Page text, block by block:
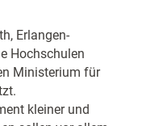
Erlangen-
Hochschulen
Ministerium für
kleiner und